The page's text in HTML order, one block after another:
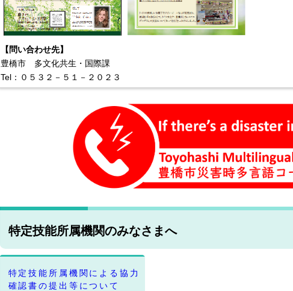
【問い合わせ先】
豊橋市 多文化共生・国際課
Tel：０５３２－５１－２０２３
特定技能所属機関のみなさまへ
特定技能所属機関による協力
確認書の提出等について